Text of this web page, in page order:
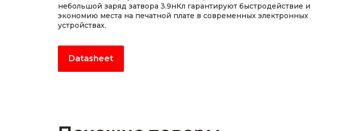
небольшой заряд затвора 3.9нКл гарантируют быстродействие и
экономию места на печатной плате в современных электронных
устройствах.
Datasheet